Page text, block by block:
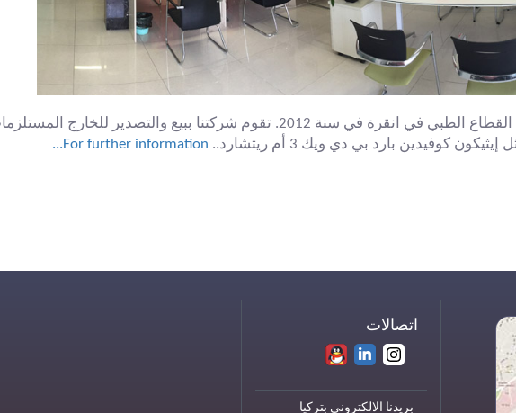
بدأت أقن غلوبال ميديكال بمزاولة وممارسة نشاطها في القطاع الطبي في انقرة في سنة 2012. تقوم شركتنا ببيع
كوفيدين بارد بي دي ويك 3 أم ريتشارد..
For further information...
اتصالات
بريدنا الالكتروني بتركيا